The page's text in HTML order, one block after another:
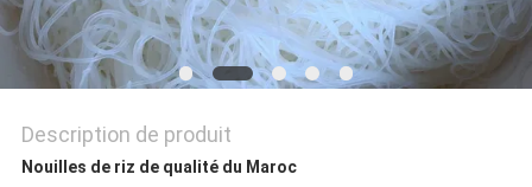
Description de produit
Nouilles de riz de qualité du Maroc